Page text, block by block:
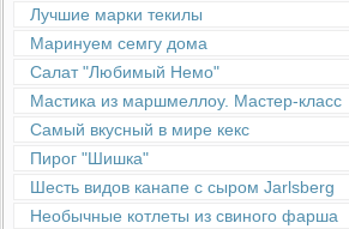
Лучшие марки текилы
Маринуем семгу дома
Салат "Любимый Немо"
Мастика из маршмеллоу. Мастер-класс
Самый вкусный в мире кекс
Пирог "Шишка"
Шесть видов канапе с сыром Jarlsberg
Необычные котлеты из свиного фарша